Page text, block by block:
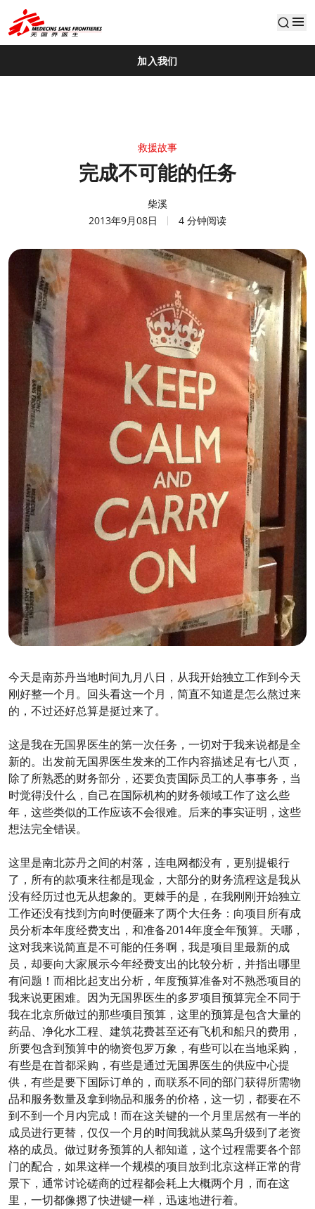
default
加入我们
救援故事
完成不可能的任务
柴溪
2013年9月08日
4 分钟阅读
今天是南苏丹当地时间九月八日，从我开始独立工作到今天
刚好整一个月。回头看这一个月，简直不知道是怎么熬过来
的，不过还好总算是挺过来了。
这是我在无国界医生的第一次任务，一切对于我来说都是全
新的。出发前无国界医生发来的工作内容描述足有七八页，
除了所熟悉的财务部分，还要负责国际员工的人事事务，当
时觉得没什么，自己在国际机构的财务领域工作了这么些
年，这些类似的工作应该不会很难。后来的事实证明，这些
想法完全错误。
这里是南北苏丹之间的村落，连电网都没有，更别提银行
了，所有的款项来往都是现金，大部分的财务流程这是我从
没有经历过也无从想象的。更棘手的是，在我刚刚开始独立
工作还没有找到方向时便砸来了两个大任务：向项目所有成
员分析本年度经费支出，和准备2014年度全年预算。天哪，
这对我来说简直是不可能的任务啊，我是项目里最新的成
员，却要向大家展示今年经费支出的比较分析，并指出哪里
有问题！而相比起支出分析，年度预算准备对不熟悉项目的
我来说更困难。因为无国界医生的多罗项目预算完全不同于
我在北京所做过的那些项目预算，这里的预算是包含大量的
药品、净化水工程、建筑花费甚至还有飞机和船只的费用，
所要包含到预算中的物资包罗万象，有些可以在当地采购，
有些是在首都采购，有些是通过无国界医生的供应中心提
供，有些是要下国际订单的，而联系不同的部门获得所需物
品和服务数量及拿到物品和服务的价格，这一切，都要在不
到不到一个月内完成！而在这关键的一个月里居然有一半的
成员进行更替，仅仅一个月的时间我就从菜鸟升级到了老资
格的成员。做过财务预算的人都知道，这个过程需要各个部
门的配合，如果这样一个规模的项目放到北京这样正常的背
景下，通常讨论磋商的过程都会耗上大概两个月，而在这
里，一切都像摁了快进键一样，迅速地进行着。